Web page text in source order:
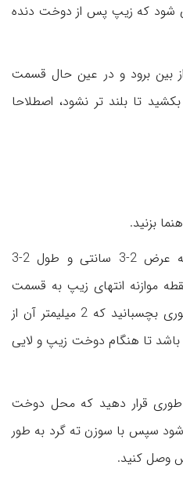
شود که زیپ پس از دوخت دنده
بین برود و در عین حال قسمت
تا بلند تر نشود، اصطلاحا
بزنید.
محل دوخت زیپ لایی به عرض 2-3 سانتی و طول 2-3
موازنه انتهای زیپ به قسمت
جادرز یا زاپاس دوخت طوری بچسبانید که 2 میلیمتر آن از
تا هنگام دوخت زیپ و لایی
طوری قرار دهید که محل دوخت
سپس با سوزن ته گرد به طور
وصل کنید.